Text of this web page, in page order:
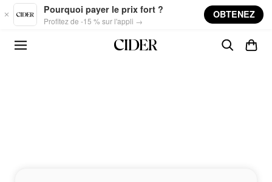
Skip to main content
Pourquoi payer le prix fort ?
Profitez de -15 % sur l'appli →
OBTENEZ